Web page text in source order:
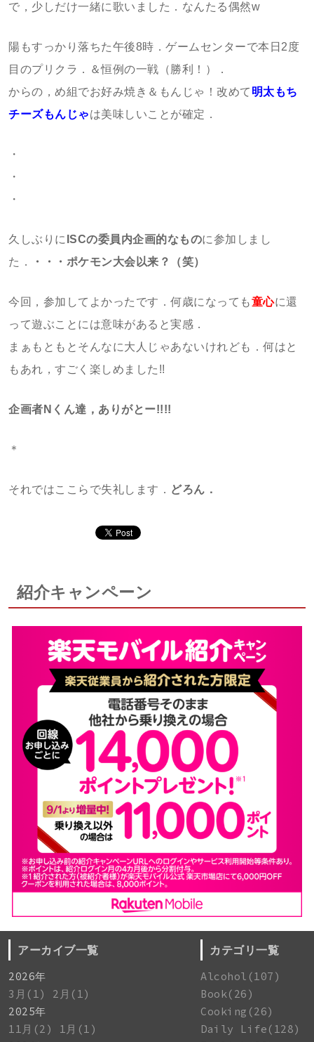
で，少しだけ一緒に歌いました．なんたる偶然w
陽もすっかり落ちた午後8時．ゲームセンターで本日2度
目のプリクラ．＆恒例の一戦（勝利！）．
からの，め組でお好み焼き＆もんじゃ！改めて 明太もち
チーズもんじゃは美味しいことが確定．
・
・
・
久しぶりに ISCの委員内企画的なものに参加しまし
た．
・・・ポケモン大会以来？（笑）
今回，参加してよかったです．何歳になっても童心に還
って遊ぶことには意味があると実感．
まぁもともとそんなに大人じゃあないけれども．何はと
もあれ，すごく楽しめました!!
企画者Nくん達，ありがとー!!!!
＊
それではここらで失礼します． どろん．
紹介キャンペーン
アーカイブ一覧
2026年
3月(1)
2月(1)
2025年
11月(2)
1月(1)
カテゴリ一覧
Alcohol(107)
Book(26)
Cooking(26)
Daily Life(128)